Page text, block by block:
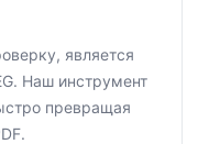
является
Наш инструмент
превращая